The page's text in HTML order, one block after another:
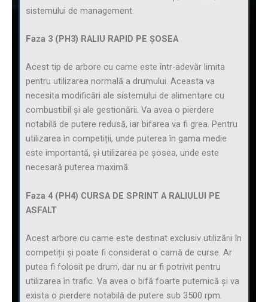
sistemului de management.
Faza 3 (PH3) RALIU RAPID PE ȘOSEA
Acest tip de arbore cu came este într-adevăr limita
pentru utilizarea normală a drumului. Aceasta va
necesita modificări ale sistemului de alimentare cu
combustibil și ale gestionării. Va avea o pierdere
notabilă de putere redusă, iar bifarea va fi grea. Pentru
utilizarea în competiții, unde puterea în gama medie
este importantă, și utilizarea pe șosea, unde este
necesară puterea maximă.
Faza 4 (PH4) CURSA DE SPRINT A RALIULUI PE
ASFALT
Acest arbore cu came este destinat exclusiv utilizării în
competiții și poate fi considerat o camă de curse. Ar
putea fi folosit pe drum, dar nu ar fi potrivit pentru
utilizarea în trafic. Va avea o bifă foarte puternică și va
exista o pierdere notabilă de putere sub 3500 rpm.